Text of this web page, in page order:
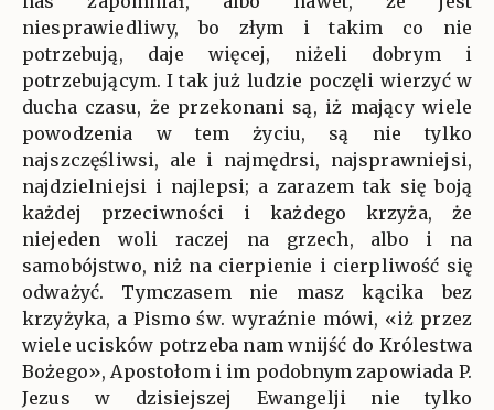
niesprawiedliwy, bo złym i takim co nie
potrzebują, daje więcej, niżeli dobrym i
potrzebującym. I tak już ludzie poczęli wierzyć w
ducha czasu, że przekonani są, iż mający wiele
powodzenia w tem życiu, są nie tylko
najszczęśliwsi, ale i najmędrsi, najsprawniejsi,
najdzielniejsi i najlepsi; a zarazem tak się boją
każdej przeciwności i każdego krzyża, że
niejeden woli raczej na grzech, albo i na
samobójstwo, niż na cierpienie i cierpliwość się
odważyć. Tymczasem nie masz kącika bez
krzyżyka, a Pismo św. wyraźnie mówi, «iż przez
wiele ucisków potrzeba nam wnijść do Królestwa
Bożego», Apostołom i im podobnym zapowiada P.
Jezus w dzisiejszej Ewangelji nie tylko